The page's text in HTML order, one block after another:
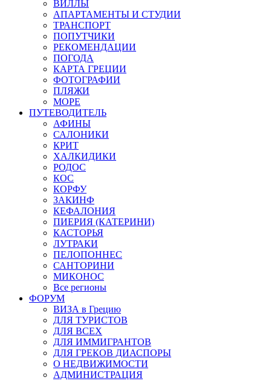
ВИЛЛЫ
АПАРТАМЕНТЫ И СТУДИИ
ТРАНСПОРТ
ПОПУТЧИКИ
РЕКОМЕНДАЦИИ
ПОГОДА
КАРТА ГРЕЦИИ
ФОТОГРАФИИ
ПЛЯЖИ
МОРЕ
ПУТЕВОДИТЕЛЬ
АФИНЫ
САЛОНИКИ
КРИТ
ХАЛКИДИКИ
РОДОС
КОС
КОРФУ
ЗАКИНФ
КЕФАЛОНИЯ
ПИЕРИЯ (КАТЕРИНИ)
КАСТОРЬЯ
ЛУТРАКИ
ПЕЛОПОННЕС
САНТОРИНИ
МИКОНОС
Все регионы
ФОРУМ
ВИЗА в Грецию
ДЛЯ ТУРИСТОВ
ДЛЯ ВСЕХ
ДЛЯ ИММИГРАНТОВ
ДЛЯ ГРЕКОВ ДИАСПОРЫ
О НЕДВИЖИМОСТИ
АДМИНИСТРАЦИЯ